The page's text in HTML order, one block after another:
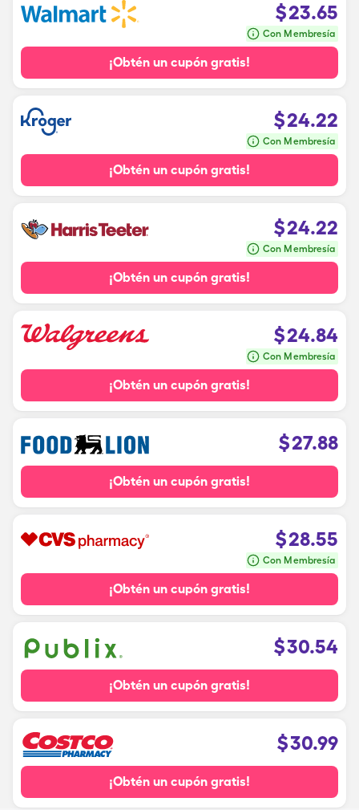
$23.65
Con Membresía
¡Obtén un cupón gratis!
$24.22
Con Membresía
¡Obtén un cupón gratis!
$24.22
Con Membresía
¡Obtén un cupón gratis!
$24.84
Con Membresía
¡Obtén un cupón gratis!
$27.88
¡Obtén un cupón gratis!
$28.55
Con Membresía
¡Obtén un cupón gratis!
$30.54
¡Obtén un cupón gratis!
$30.99
¡Obtén un cupón gratis!